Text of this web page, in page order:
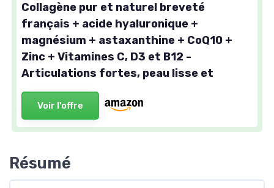
Collagène pur et naturel breveté
français + acide hyaluronique +
magnésium + astaxanthine + CoQ10 +
Zinc + Vitamines C, D3 et B12 -
Articulations fortes, peau lisse et
Voir l'offre
Résumé